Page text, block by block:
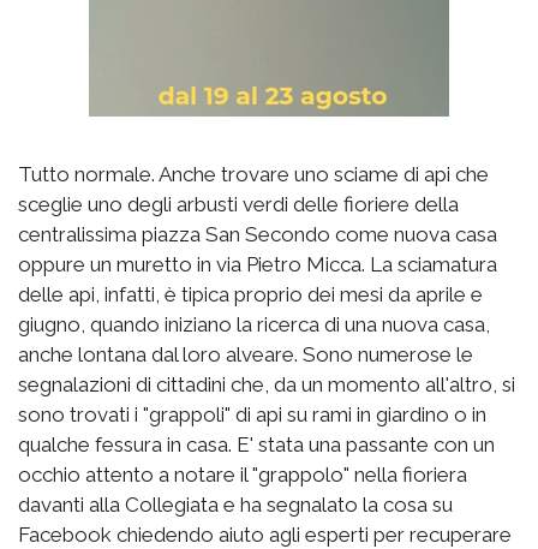
Tutto normale. Anche trovare uno sciame di api che
sceglie uno degli arbusti verdi delle fioriere della
centralissima piazza San Secondo come nuova casa
oppure un muretto in via Pietro Micca. La sciamatura
delle api, infatti, è tipica proprio dei mesi da aprile e
giugno, quando iniziano la ricerca di una nuova casa,
anche lontana dal loro alveare. Sono numerose le
segnalazioni di cittadini che, da un momento all'altro, si
sono trovati i "grappoli" di api su rami in giardino o in
qualche fessura in casa. E' stata una passante con un
occhio attento a notare il "grappolo" nella fioriera
davanti alla Collegiata e ha segnalato la cosa su
Facebook chiedendo aiuto agli esperti per recuperare